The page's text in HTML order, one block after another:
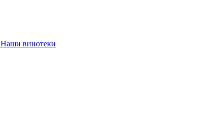
Наши винотеки